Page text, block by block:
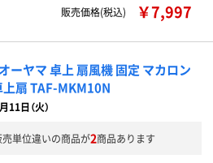
販売価格(税込)
￥7,997
ーヤマ 卓上 扇風機 固定 マカロン
上扇 TAF-MKM10N
11日（火）
売単位違いの商品が2商品あります